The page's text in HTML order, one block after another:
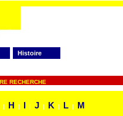
Histoire
RECHERCHE
| H | I | J | K | L |
M